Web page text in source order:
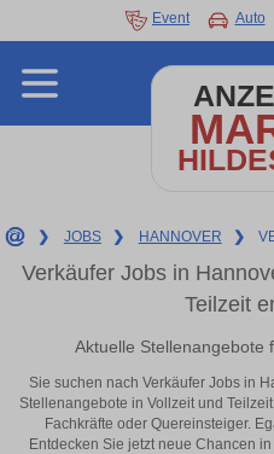
Event Auto
❯ JOBS ❯ HANNOVER ❯
Verkäufer Jobs in
Teilzeit
Aktuelle Stellenangebote
Sie suchen nach Verkäufer Jobs in
Stellenangebote in Vollzeit und
Fachkräfte oder Quereinsteiger.
Entdecken Sie jetzt neue Chancen